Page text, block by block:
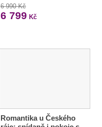
6 990 Kč
6 799 Kč
Romantika u Českého